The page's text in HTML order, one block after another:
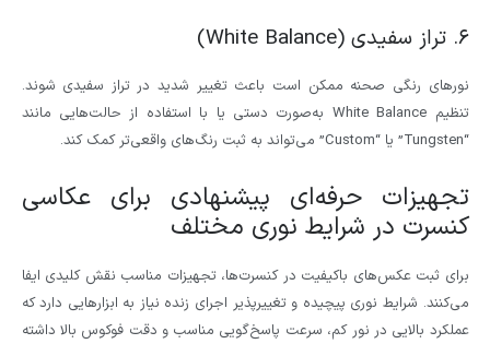
۶. تراز سفیدی (White Balance)
نورهای رنگی صحنه ممکن است باعث تغییر شدید در تراز سفیدی شوند.
تنظیم White Balance به‌صورت دستی یا با استفاده از حالت‌هایی مانند
“Tungsten” یا “Custom” می‌تواند به ثبت رنگ‌های واقعی‌تر کمک کند.
تجهیزات حرفه‌ای پیشنهادی برای عکاسی
کنسرت در شرایط نوری مختلف
برای ثبت عکس‌های باکیفیت در کنسرت‌ها، تجهیزات مناسب نقش کلیدی ایفا
می‌کنند. شرایط نوری پیچیده و تغییرپذیر اجرای زنده نیاز به ابزارهایی دارد که
عملکرد بالایی در نور کم، سرعت پاسخ‌گویی مناسب و دقت فوکوس بالا داشته